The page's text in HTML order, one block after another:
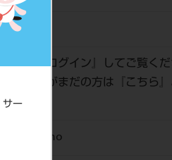
サー
認は『ログイン 』してご覧くだ
会員登録がまだの方は『
こちら
社JM Ortho